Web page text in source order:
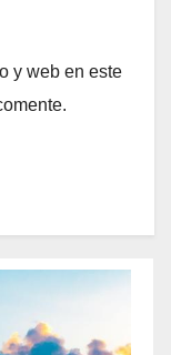
y web en este